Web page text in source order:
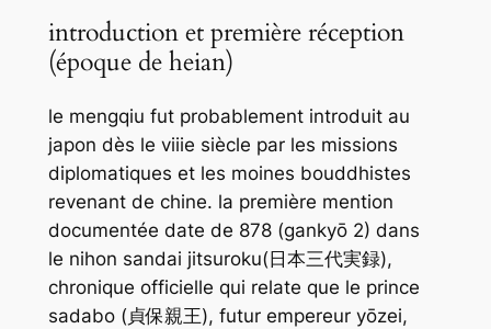
introduction et première réception
(époque de heian)
le mengqiu fut probablement introduit au
japon dès le viiie siècle par les missions
diplomatiques et les moines bouddhistes
revenant de chine. la première mention
documentée date de 878 (gankyō 2) dans
le nihon sandai jitsuroku(日本三代実録),
chronique officielle qui relate que le prince
sadabo (貞保親王), futur empereur yōzei,